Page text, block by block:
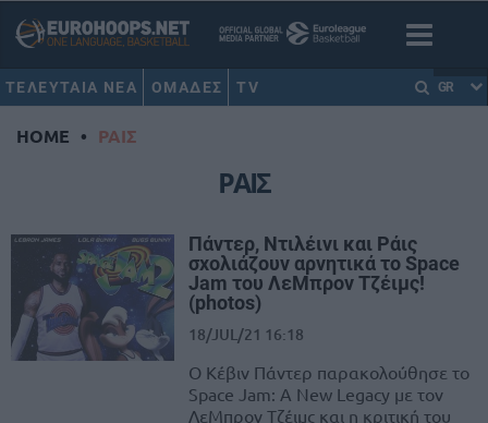
ΤΕΛΕΥΤΑΙΑ ΝΕΑ ΟΜΑΔΕΣ TV GR
HOME • ΡΑΙΣ
ΡΑΙΣ
Πάντερ, Ντιλέινι και Ράις
σχολιάζουν αρνητικά το Space
Jam του ΛεΜπρον Τζέιμς!
(photos)
18/JUL/21 16:18
Ο Κέβιν Πάντερ παρακολούθησε το
Space Jam: Α New Legacy με τον
ΛεΜπρον Τζέιμς και η κριτική του